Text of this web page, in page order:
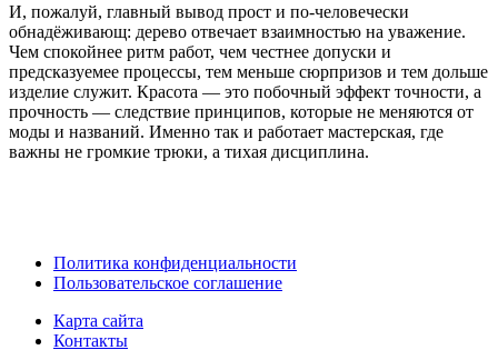
И, пожалуй, главный вывод прост и по‑человечески
обнадёживающ: дерево отвечает взаимностью на уважение.
Чем спокойнее ритм работ, чем честнее допуски и
предсказуемее процессы, тем меньше сюрпризов и тем дольше
изделие служит. Красота — это побочный эффект точности, а
прочность — следствие принципов, которые не меняются от
моды и названий. Именно так и работает мастерская, где
важны не громкие трюки, а тихая дисциплина.
Политика конфиденциальности
Пользовательское соглашение
Карта сайта
Контакты